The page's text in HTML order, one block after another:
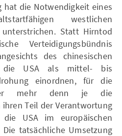
hat die Notwendigkeit eines
westlichen
unterstrichen. Statt Hirntod
Verteidigungsbündnis
des chinesischen
die USA als mittel- bis
einordnen, für die
mehr denn je die
Teil der Verantwortung
USA im europäischen
tatsächliche Umsetzung